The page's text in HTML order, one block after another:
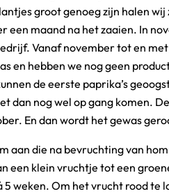
groot genoeg zijn halen wij
een maand na het zaaien. In
Vanaf november tot en
en hebben we nog geen
de eerste paprika’s
dan nog wel op gang komen. De
En dan wordt het gewas
aan die na bevruchting van
een klein vruchtje tot een
weken. Om het vrucht rood te